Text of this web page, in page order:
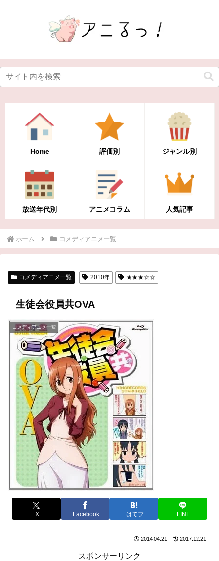
Home 評価別 ジャンル別
放送年代別 アニメコラム 人気記事
ホーム コメディアニメ一覧
コメディアニメ一覧 2010年 ★★★☆☆
生徒会役員共OVA
コメディアニメ一覧
X Facebook はてブ LINE
2014.04.21 2017.12.21
スポンサーリンク